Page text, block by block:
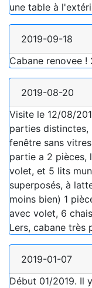
une table à
2019-09-18
Cabane renovee !
2019-08-20
Visite le 12/08/
parties distinctes,
fenêtre sans
partie a 2 pièces,
volet, et 5 lits
superposés, à
moins bien) 1
avec volet, 6
Lers, cabane très
2019-01-07
Début 01/2019. Il